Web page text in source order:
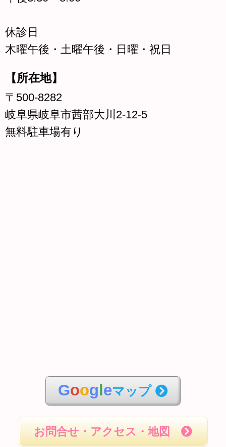
休診日
木曜午後・土曜午後・日曜・祝日
【所在地】
〒500-8282
岐阜県岐阜市茜部大川2-12-5
無料駐車場有り
Goog eマップ
お問合せ・アクセス・地図